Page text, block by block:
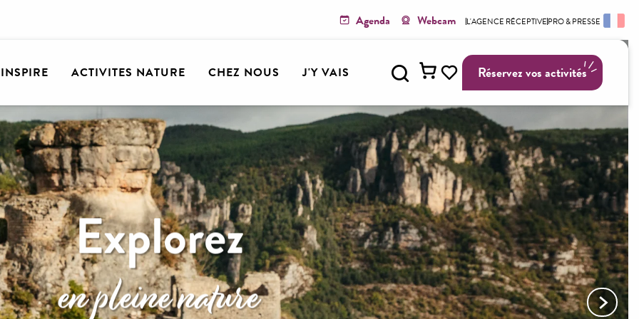
Réservez vos activités
Voir les favoris
Recherche
Agenda Webcam L'AGENCE RÉCEPTIVEPRO & PRESSE
ACTIVITES NATURE CHEZ NOUS J'Y VAIS
Explorez
en pleine nature